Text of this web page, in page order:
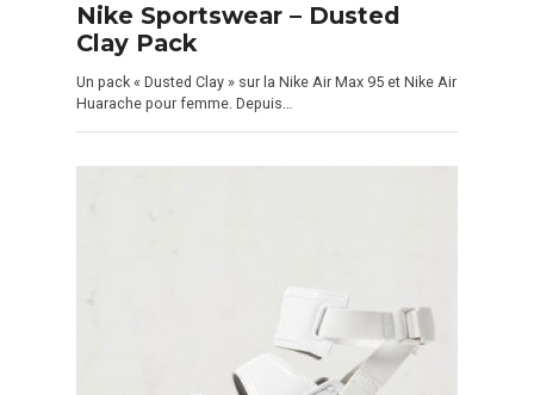
Nike Sportswear – Dusted
Clay Pack
Un pack « Dusted Clay » sur la Nike Air Max 95 et Nike Air
Huarache pour femme. Depuis…